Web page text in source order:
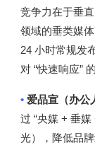
竞争力在于垂
领域的垂类媒
24 小时常规发
对 “快速响应”
• 爱品宣（办公
过 “央媒 + 垂媒
光），降低品